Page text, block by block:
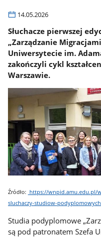
14.05.2026
Słuchacze pierwszej
„Zarządzanie
Uniwersytecie im.
zakończyli cykl
Warszawie.
Źródło: https://wnpid.amu.edu.pl/
sluchaczy-studiow-
Studia podyplomowe
są pod patronatem Szefa